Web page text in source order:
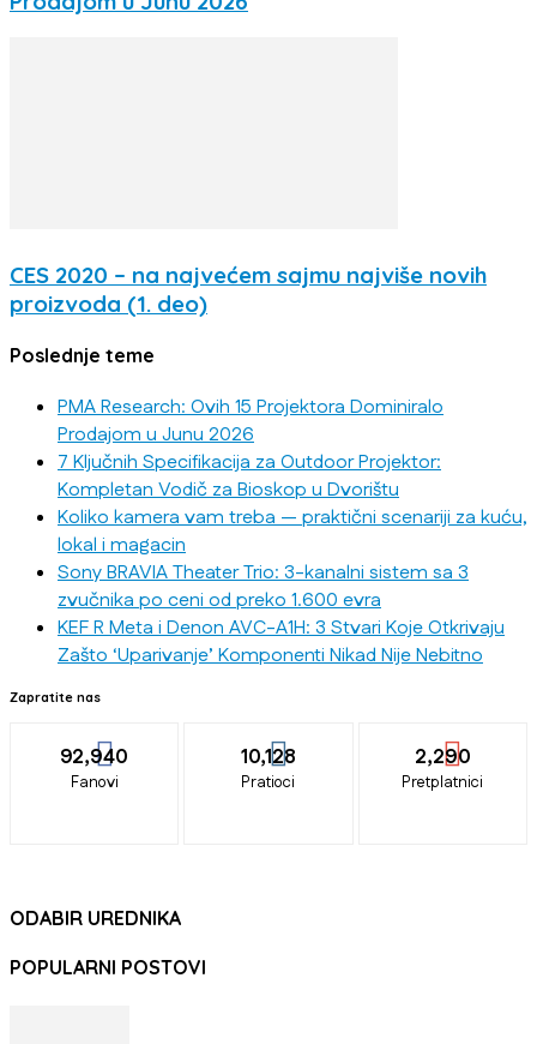
CES 2020 – na najvećem sajmu najviše novih
proizvoda (1. deo)
Poslednje teme
PMA Research: Ovih 15 Projektora Dominiralo
Prodajom u Junu 2026
7 Ključnih Specifikacija za Outdoor Projektor:
Kompletan Vodič za Bioskop u Dvorištu
Koliko kamera vam treba — praktični scenariji za kuću,
lokal i magacin
Sony BRAVIA Theater Trio: 3-kanalni sistem sa 3
zvučnika po ceni od preko 1.600 evra
KEF R Meta i Denon AVC-A1H: 3 Stvari Koje Otkrivaju
Zašto ‘Uparivanje’ Komponenti Nikad Nije Nebitno
Zapratite nas
92,940
Fanovi
10,128
Pratioci
2,290
Pretplatnici
ODABIR UREDNIKA
POPULARNI POSTOVI